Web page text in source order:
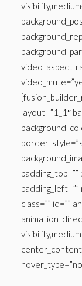
layout=”1_1″
padding_left=””
class=”” id=””